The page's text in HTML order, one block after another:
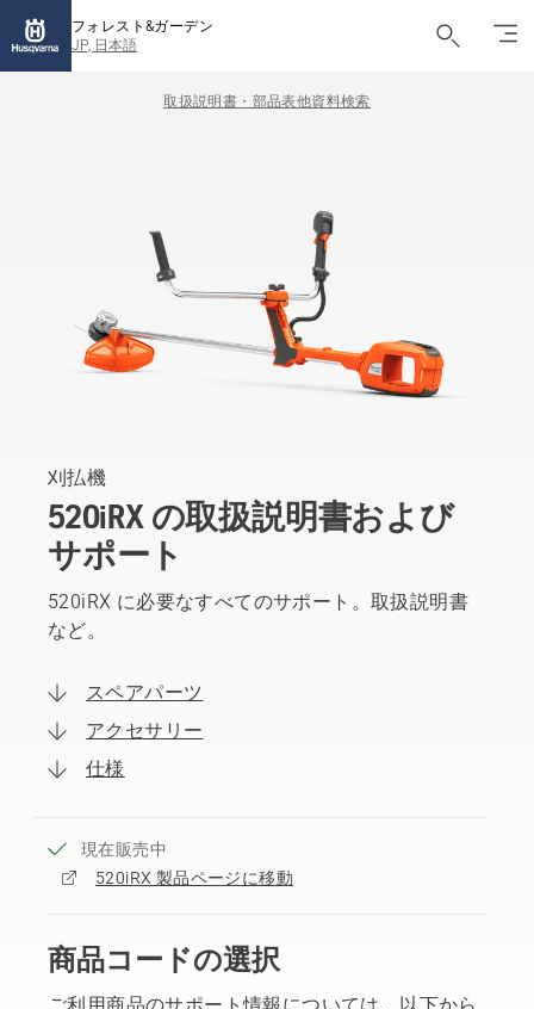
フォレスト&ガーデン
JP, 日本語
取扱説明書・部品表他資料検索
刈払機
520iRX の取扱説明書および
サポート
520iRX に必要なすべてのサポート。取扱説明書
など。
スペアパーツ
アクセサリー
仕様
現在販売中
520iRX 製品ページに移動
商品コードの選択
ご利用商品のサポート情報については、以下から